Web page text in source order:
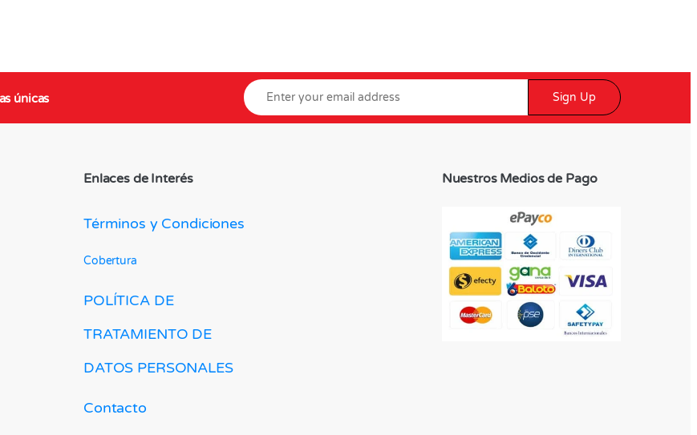
únicas Sign Up
Enlaces de Interés
Términos y Condiciones
Cobertura
POLÍTICA DE
TRATAMIENTO DE
DATOS PERSONALES
Contacto
Nuestros Medios de Pago